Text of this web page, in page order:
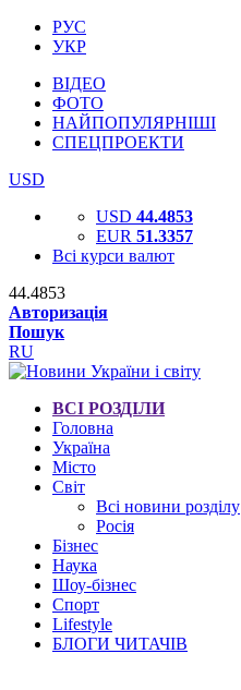
РУС
УКР
ВІДЕО
ФОТО
НАЙПОПУЛЯРНІШІ
СПЕЦПРОЕКТИ
USD
USD 44.4853
EUR 51.3357
Всі курси валют
44.4853
Авторизація
Пошук
RU
ВСІ РОЗДІЛИ
Головна
Україна
Місто
Світ
Всі новини розділу
Росія
Бізнес
Наука
Шоу-бізнес
Спорт
Lifestyle
БЛОГИ ЧИТАЧІВ